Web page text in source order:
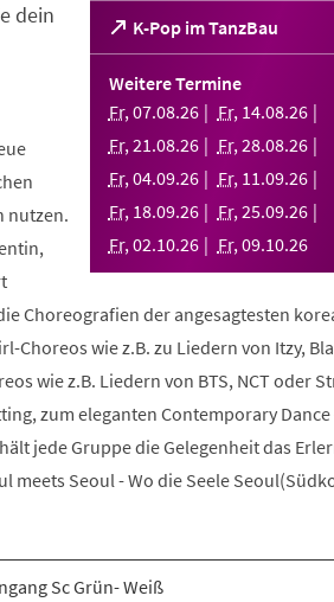
K-Pop im TanzBau
(Öffnet
in
einem
Tab)
Weitere Termine
Fr,07.08.26 Fr, 14.08.26
Fr,21.08.26 Fr,28.08.26
Fr,04.09.26 Fr, 11.09.26
Fr, 18.09.26 Fr,25.09.26
Fr,02.10.26 Fr,09.10.26
dein
nutzen.
Choreografien der angesagtesten
Choreos wie z.B. zu Liedern von Itzy,
wie z.B. Liedern von BTS, NCT oder
zum eleganten Contemporary Dance
jede Gruppe die Gelegenheit das
meets Seoul - Wo die Seele
Sc Grün- Weiß